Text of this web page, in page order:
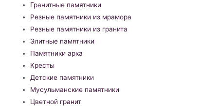
Гранитные памятники
Резные памятники из мрамора
Резные памятники из гранита
Элитные памятники
Памятники арка
Кресты
Детские памятники
Мусульманские памятники
Цветной гранит